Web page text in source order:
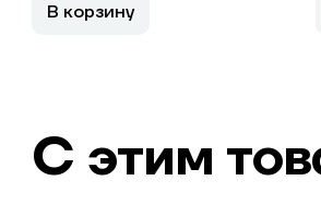
В корзину
С этим